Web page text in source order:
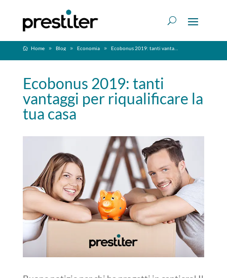
Home Blog Economia Ecobonus 2019: tanti vantaggi per riqualificare la tua casa
Ecobonus 2019: tanti
vantaggi per riqualificare la
tua casa